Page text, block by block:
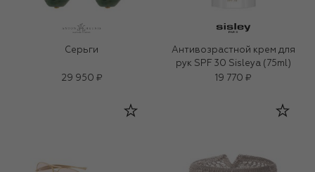
Серьги
29 950 ₽
Антивозрастной крем для
рук SPF 30 Sisleya (75ml)
19 770 ₽